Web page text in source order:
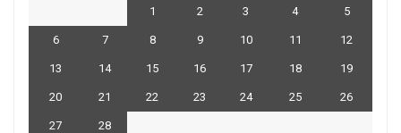
1 2 3 4 5
6 7 8 9 10 11 12
13 14 15 16 17 18 19
20 21 22 23 24 25 26
27
28